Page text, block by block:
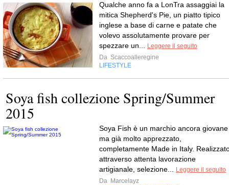
Qualche anno fa a LonTra assaggiai la
mitica Shepherd's Pie, un piatto tipico
inglese a base di carne e patate che
volevo assolutamente provare per
spezzare un...
Leggere il seguito
Da Scaccoalleregine
LIFESTYLE
Soya fish collezione Spring/Summer
2015
Soya Fish è un marchio ancora giovane
ma già molto apprezzato,
completamente Made in Italy.
attraverso attenta lavorazione
artigianale, selezione...
Leggere il seguito
Da Marcelayz